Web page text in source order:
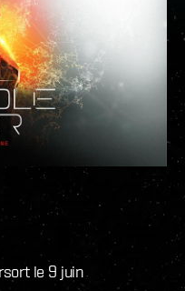
le 9 juin